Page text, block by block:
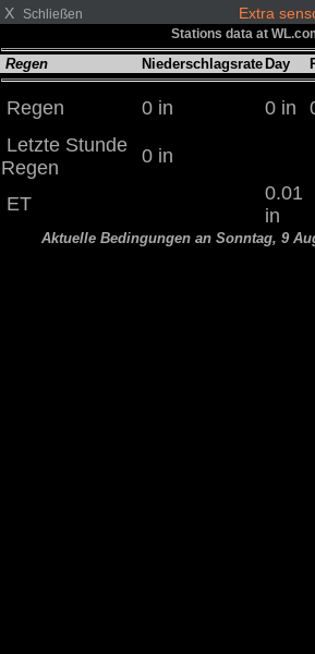
X Schließen Extra
Stations data at
Regen Niederschlagsrate Day
Regen 0 in 0 in
Letzte Stunde
Regen
0 in
ET
0.01
in
Aktuelle Bedingungen an Sonntag, 9